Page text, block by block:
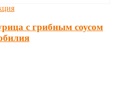
с грибным соусом